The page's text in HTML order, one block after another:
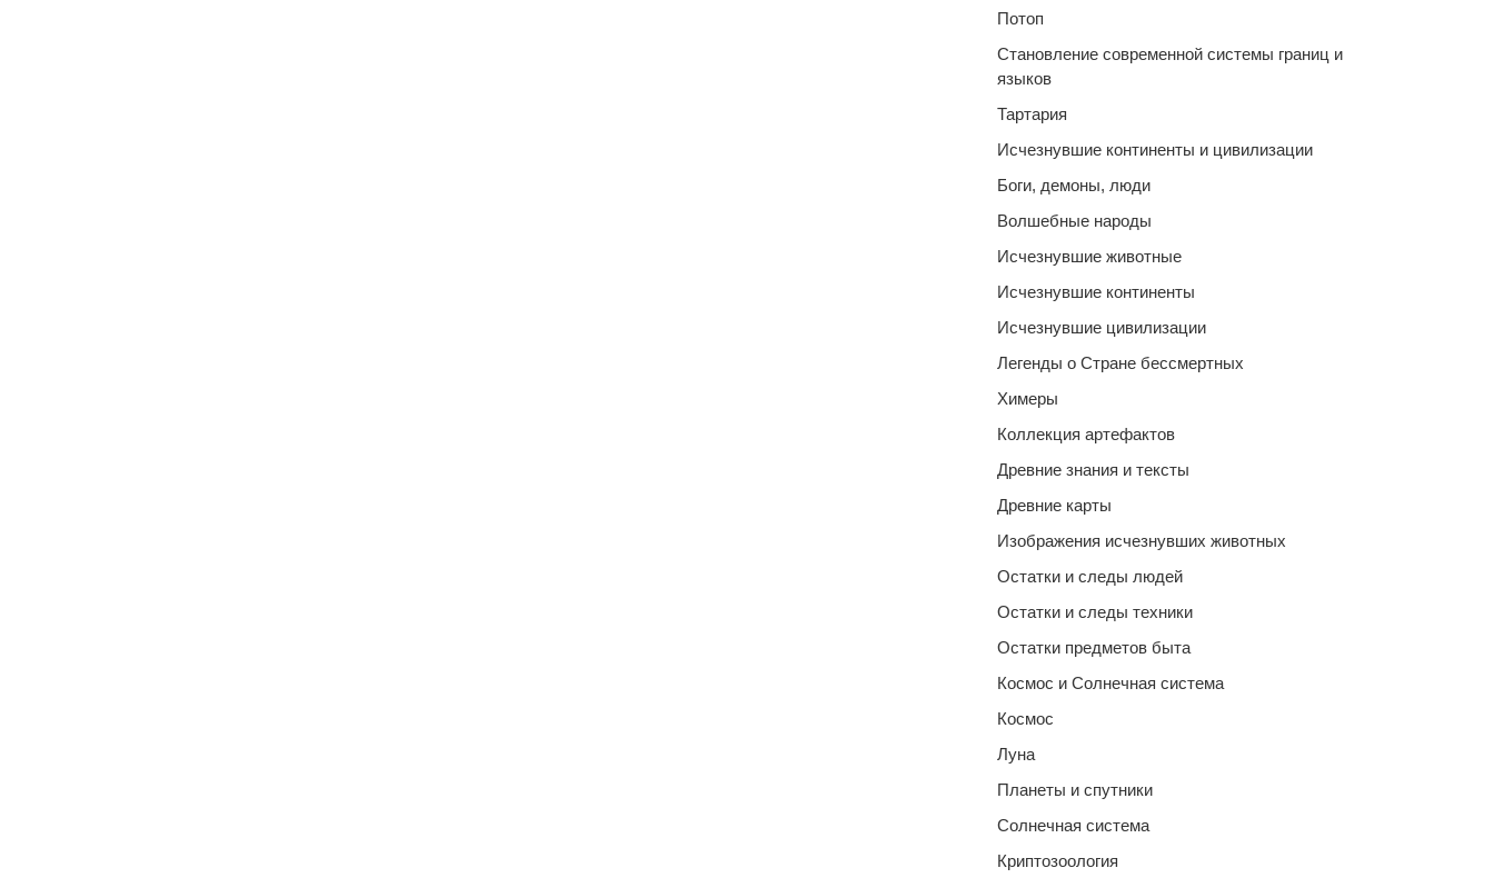
Потоп
Становление современной системы границ и
языков
Тартария
Исчезнувшие континенты и цивилизации
Боги, демоны, люди
Волшебные народы
Исчезнувшие животные
Исчезнувшие континенты
Исчезнувшие цивилизации
Легенды о Стране бессмертных
Химеры
Коллекция артефактов
Древние знания и тексты
Древние карты
Изображения исчезнувших животных
Остатки и следы людей
Остатки и следы техники
Остатки предметов быта
Космос и Солнечная система
Космос
Луна
Планеты и спутники
Солнечная система
Криптозоология